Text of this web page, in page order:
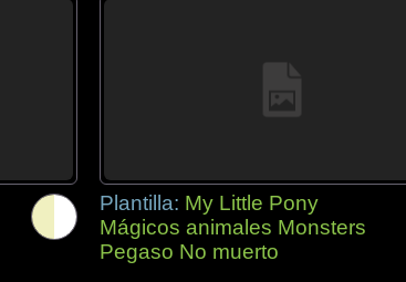
Plantilla: My Little Pony
Mágicos animales Monsters
Pegaso No muerto